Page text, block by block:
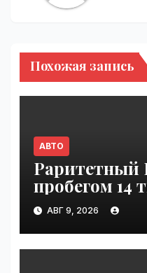
Похожая запись
АВТО
Раритетный
пробегом 14
километров
Recaro
аукцион в
АВГ 9, 2026